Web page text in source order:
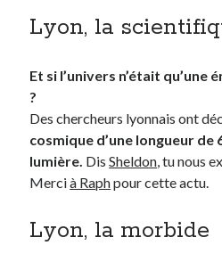
Lyon, la
Et si l’univers n’était qu’une
?
Des chercheurs lyonnais ont
cosmique d’une longueur de
lumière. DisSheldon , tu nous
Mercià Raphpour cette actu.
Lyon, la morbide